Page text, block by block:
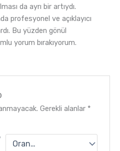
da ayrı bir artıydı.
profesyonel ve açıklayıcı
Bu yüzden gönül
yorum bırakıyorum.
Gerekli alanlar *